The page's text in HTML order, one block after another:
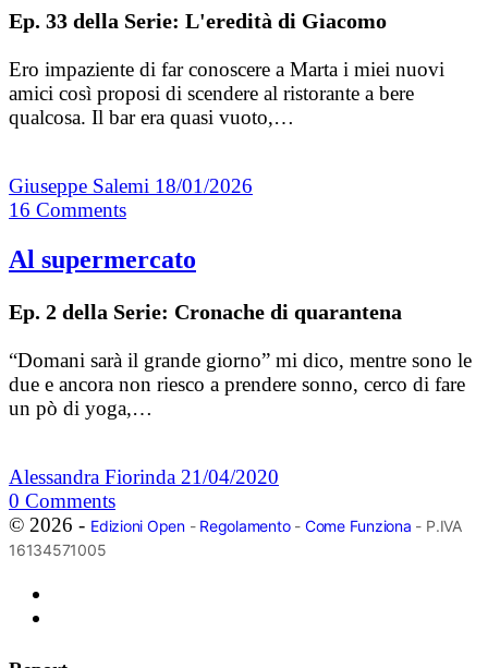
Ep. 33 della Serie: L'eredità di Giacomo
Ero impaziente di far conoscere a Marta i miei nuovi
amici così proposi di scendere al ristorante a bere
qualcosa. Il bar era quasi vuoto,…
Giuseppe Salemi 18/01/2026
16 Comments
Al supermercato
Ep. 2 della Serie: Cronache di quarantena
“Domani sarà il grande giorno” mi dico, mentre sono le
due e ancora non riesco a prendere sonno, cerco di fare
un pò di yoga,…
Alessandra Fiorinda 21/04/2020
0 Comments
© 2026 - Edizioni Open- Regolamento- Come Funziona - P.IVA
16134571005